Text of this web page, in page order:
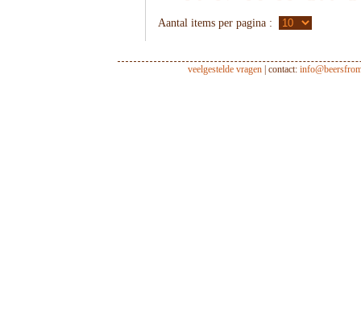
Aantal items per pagina :
veelgestelde vragen | contact: